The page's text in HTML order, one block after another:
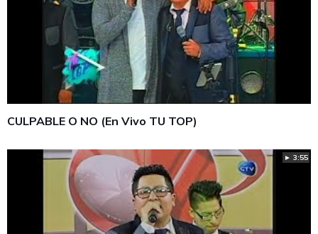
CULPABLE O NO (En Vivo TU TOP)
► 3:55